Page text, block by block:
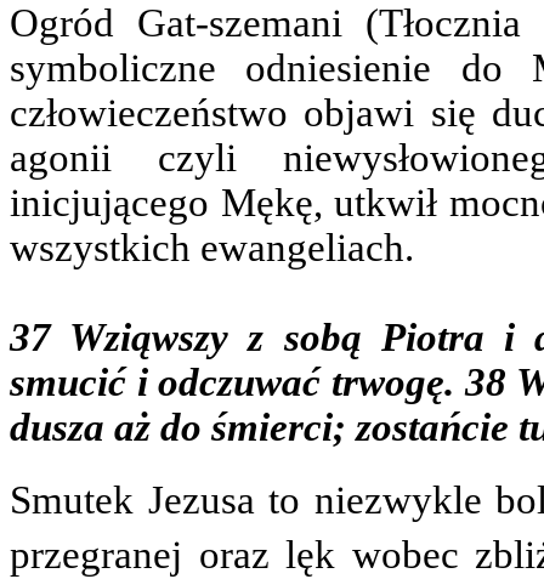
Ogród Gat-szemani
symboliczne odniesienie do
człowieczeństwo objawi się
agonii czyli
inicjującego Mękę, utkwił
wszystkich ewangeliach.
37 Wziąwszy z sobą Piotra i
smucić i odczuwać trwogę. 38
dusza aż do śmierci; zostańcie
Smutek Jezusa to niezwykle
przegranej oraz lęk wobec